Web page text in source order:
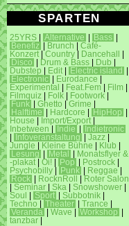
SPARTEN
25YRS Alternative Bass
Benefiz
Brunch
Café-
Konzert
Country Dancehall
Disco
Drum & Bass Dub
Dubstep
Edit Electric island
Electronic
Eurodance
Experimental
Feat.Fem Film
Filmquiz
Folk Footwork
Funk
Ghetto Grime
Halftime
Hardcore HipHop
House
Import/Export
Inbetween
Indie
Indietronic
Infoveranstaltung Jazz
Jungle
Kleine Bühne Klub
Lesung
Metal
Monatsflyer &
-plakat
Oi! Pop Postrock
Psychobilly
Punk Reggae
Rock
RocknRoll
Roter Salon
Seminar Ska Snowshower
Soul
Sport Subbotnik
Techno
Theater Trance
Veranda
Wave Workshop
tanzbar